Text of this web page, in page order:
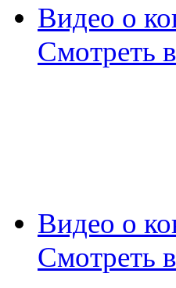
Видео о
Смотреть
Видео о
Смотреть